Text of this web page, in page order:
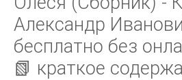
Александр
бесплатно без
📗 краткое